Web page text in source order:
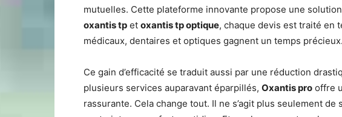
mutuelles. Cette plateforme innovante propose une
oxantis tp et oxantis tp optique, chaque devis est traité en
médicaux, dentaires et optiques gagnent un temps précieux.
Ce gain d’efficacité se traduit aussi par une réduction
plusieurs services auparavant éparpillés, Oxantis pro offre
rassurante. Cela change tout. Il ne s’agit plus seulement